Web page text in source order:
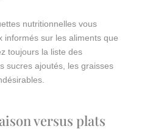
nutritionnelles vous
informés sur les aliments que
toujours la liste des
sucres ajoutés, les graisses
versus plats